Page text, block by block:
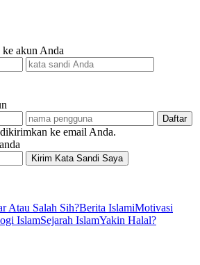
akun Anda
ke email Anda.
Atau Salah Sih?Berita IslamiMotivasi
IslamSejarah IslamYakin Halal?